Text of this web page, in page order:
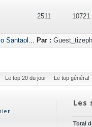
2511 10721
Santaol... Par :
Le top 20 du jour Le top général
Les
Total